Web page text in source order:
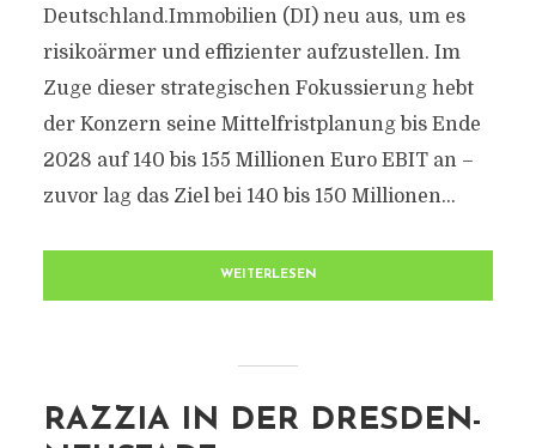
Deutschland.Immobilien (DI) neu aus, um es
risikoärmer und effizienter aufzustellen. Im
Zuge dieser strategischen Fokussierung hebt
der Konzern seine Mittelfristplanung bis Ende
2028 auf 140 bis 155 Millionen Euro EBIT an –
zuvor lag das Ziel bei 140 bis 150 Millionen...
WEITERLESEN
RAZZIA IN DER DRESDEN-